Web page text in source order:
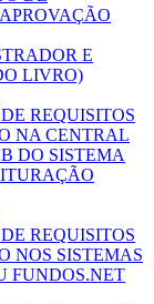
E
LIVRO)
REQUISITOS
NA CENTRAL
DO SISTEMA
REQUISITOS
NOS SISTEMAS
FUNDOS.NET